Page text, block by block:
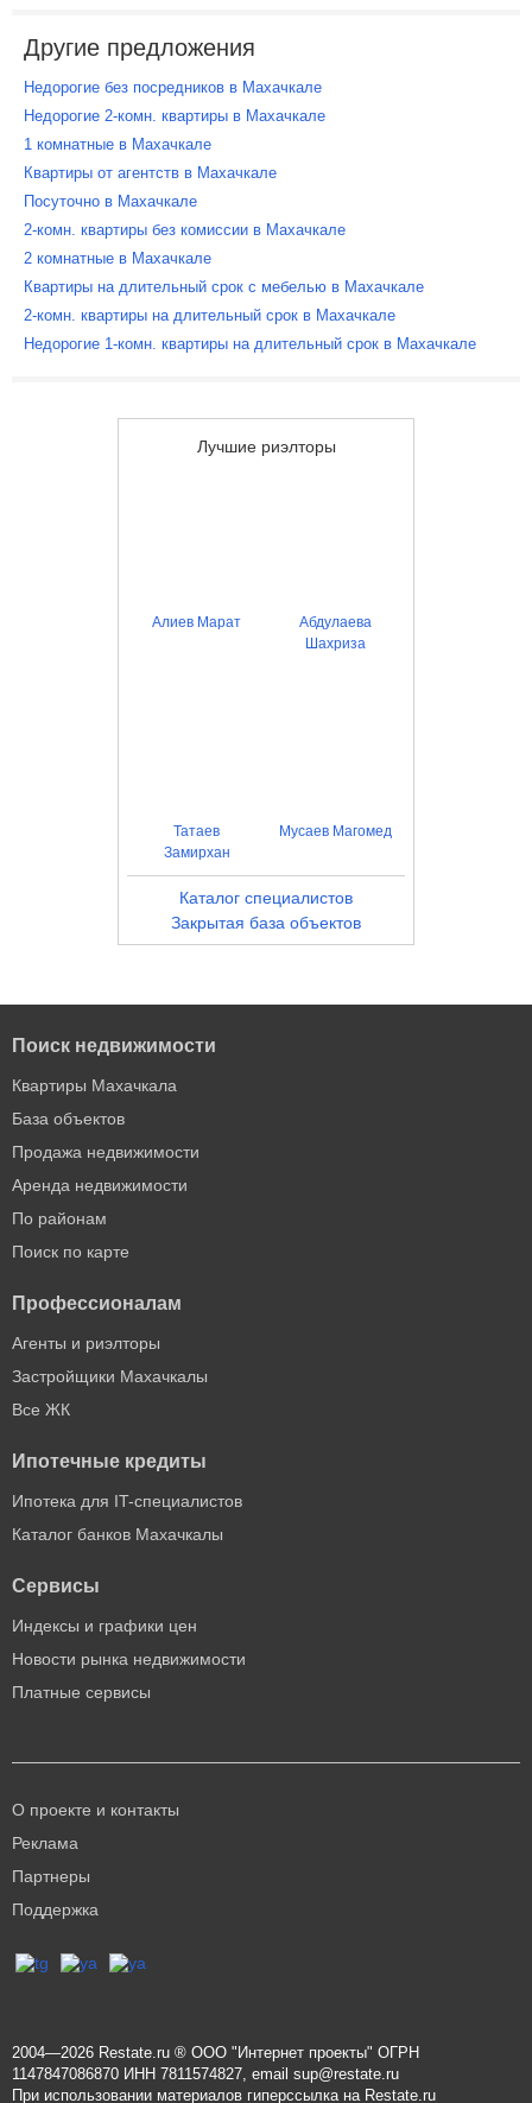
Другие предложения
Недорогие без посредников в Махачкале
Недорогие 2-комн. квартиры в Махачкале
1 комнатные в Махачкале
Квартиры от агентств в Махачкале
Посуточно в Махачкале
2-комн. квартиры без комиссии в Махачкале
2 комнатные в Махачкале
Квартиры на длительный срок с мебелью в Махачкале
2-комн. квартиры на длительный срок в Махачкале
Недорогие 1-комн. квартиры на длительный срок в Махачкале
Лучшие риэлторы
Алиев Марат
Абдулаева
Шахриза
Татаев
Замирхан
Мусаев Магомед
Каталог специалистов
Закрытая база объектов
Поиск недвижимости
Квартиры Махачкала
База объектов
Продажа недвижимости
Аренда недвижимости
По районам
Поиск по карте
Профессионалам
Агенты и риэлторы
Застройщики Махачкалы
Все ЖК
Ипотечные кредиты
Ипотека для IT-специалистов
Каталог банков Махачкалы
Сервисы
Индексы и графики цен
Новости рынка недвижимости
Платные сервисы
О проекте и контакты
Реклама
Партнеры
Поддержка
2004—2026 Restate.ru ® ООО "Интернет проекты" ОГРН
1147847086870 ИНН 7811574827, email sup@restate.ru
При использовании материалов гиперссылка на Restate.ru